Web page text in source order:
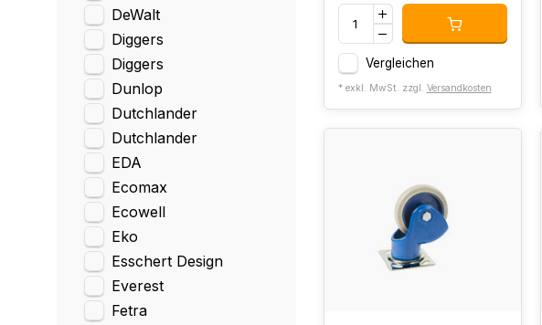
DeWalt
Diggers
Diggers
Dunlop
Dutchlander
Dutchlander
EDA
Ecomax
Ecowell
Eko
Esschert Design
Everest
Fetra
Vergleichen
* exkl. MwSt. zzgl. Versandkosten